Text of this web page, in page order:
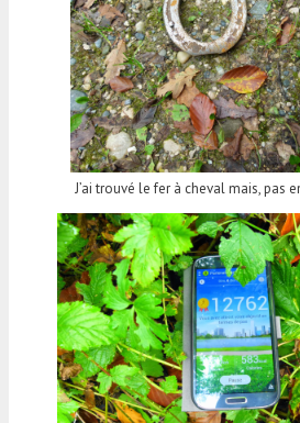
J’ai trouvé le fer à cheval mais,